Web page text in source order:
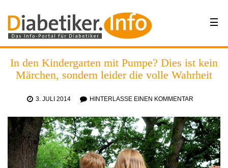
In den Kindergarten mit Pumpe? Dies ist kein
Märchen, sondern leider die volle Wahrheit
3. JULI 2014 HINTERLASSE EINEN KOMMENTAR